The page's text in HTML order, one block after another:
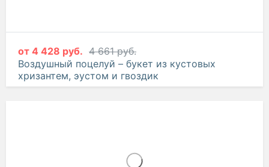
от 4 428 руб. 4 661 руб.
Воздушный поцелуй – букет из кустовых
хризантем, эустом и гвоздик